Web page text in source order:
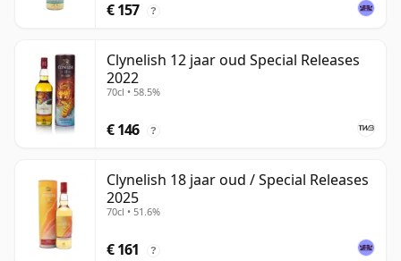
€ 157 ?
Clynelish 12 jaar oud Special Releases
2022
70cl • 58.5%
€ 146 ?
Clynelish 18 jaar oud / Special Releases
2025
70cl • 51.6%
€ 161 ?